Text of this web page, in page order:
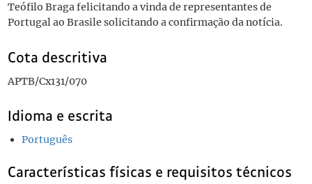
Teófilo Braga felicitando a vinda de representantes de
Portugal ao Brasile solicitando a confirmação da notícia.
Cota descritiva
APTB/Cx131/070
Idioma e escrita
Português
Características físicas e requisitos técnicos